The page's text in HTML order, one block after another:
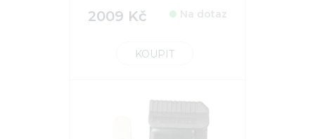
2009 Kč Na dotaz
KOUPIT